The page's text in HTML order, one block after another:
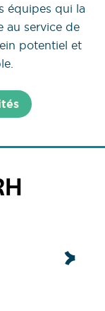
équipes qui la
au service de
potentiel et